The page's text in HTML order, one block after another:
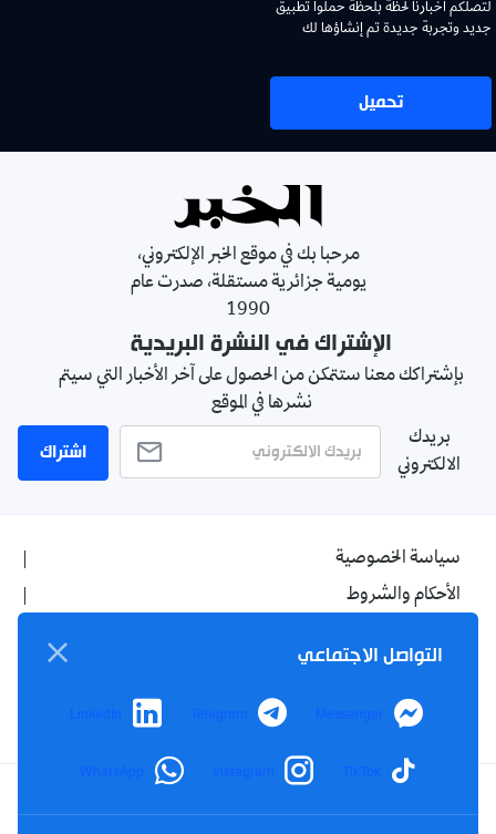
لتصلكم اخبارنا لحظة بلحظة حملوا تطبيق
جديد وتجربة جديدة تم إنشاؤها لك
تحميل
مرحبا بك في موقع الخبر الإلكتروني،
يومية جزائرية مستقلة، صدرت عام
1990
الإشتراك في النشرة البريدية
بإشتراكك معنا ستتمكن من الحصول على آخر الأخبار التي سيتم
نشرها في الموقع
بريدك
الالكتروني
اشتراك
سياسة الخصوصية
الأحكام والشروط
اتصل بنا
من نحن
Facebook
YouTube
TikTok
Twitter
التواصل الاجتماعي
Messenger
Telegram
LinkedIn
TikTok
Instagram
WhatsApp